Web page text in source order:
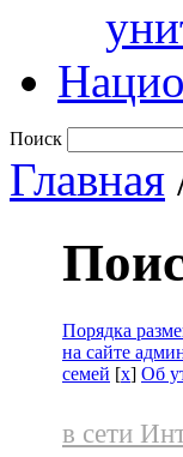
Поиск
Главная
Порядка
на сайте
семей [x] Об
в сети